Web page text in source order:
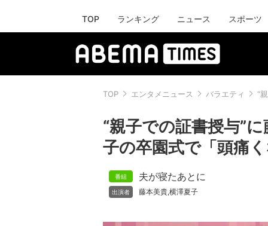
TOP ランキング ニュース スポーツ
TOP エンタメニュース バラエティ “
“親子での証書授与”
子の卒園式で「頭痛
夫が寝たあとに
藤本美貴,横澤夏子